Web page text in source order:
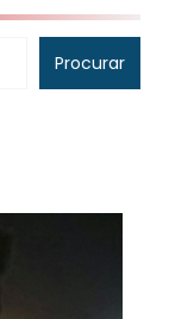
Procurar